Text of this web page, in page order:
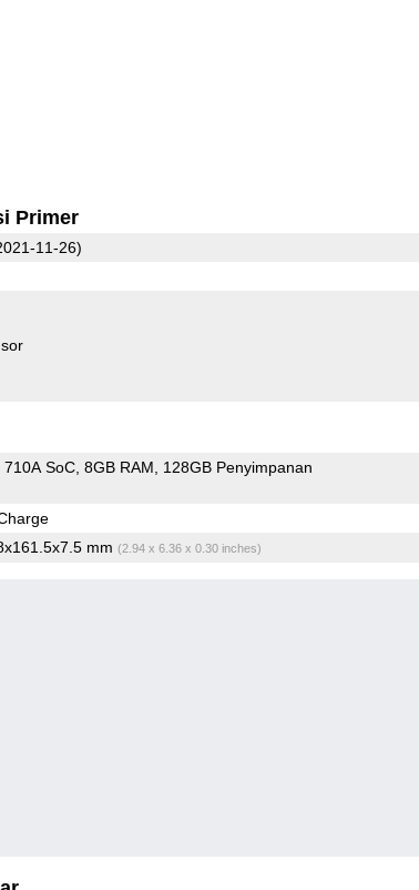
Primer
11-26)
710A SoC 8GB RAM 128GB Penyimpanan
mm (2.94 x 6.36 x 0.30 inches)